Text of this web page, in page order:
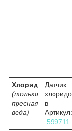
Хлорид
(только
пресная
вода)
Датчик
хлоридо
в
Артикул:
599711